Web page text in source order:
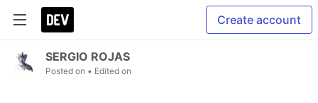
Create account
SERGIO ROJAS
Posted on • Edited on